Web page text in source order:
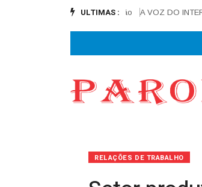
ULTIMAS :
e alcança 90% de execução A VOZ DO INTERIOR
RELAÇÕES DE TRABALHO